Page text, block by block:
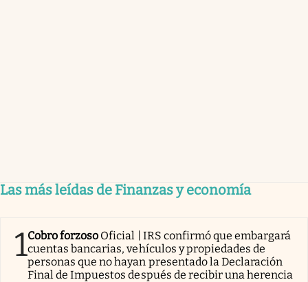
Las más leídas de Finanzas y economía
1Cobro forzoso Oficial | IRS confirmó que embargará
cuentas bancarias, vehículos y propiedades de
personas que no hayan presentado la Declaración
Final de Impuestos después de recibir una herencia